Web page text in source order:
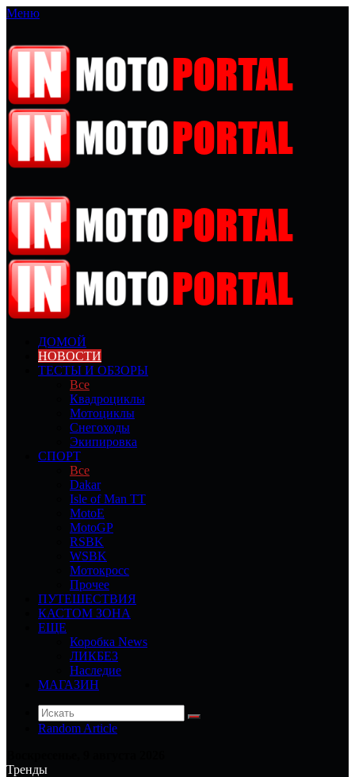
Меню
ДОМОЙ
НОВОСТИ
ТЕСТЫ И ОБЗОРЫ
Все
Квадроциклы
Мотоциклы
Снегоходы
Экипировка
СПОРТ
Все
Dakar
Isle of Man TT
MotoE
MotoGP
RSBK
WSBK
Мотокросс
Прочее
ПУТЕШЕСТВИЯ
КАСТОМ ЗОНА
ЕЩЕ
Коробка News
ЛИКБЕЗ
Наследие
МАГАЗИН
Random Article
Тренды